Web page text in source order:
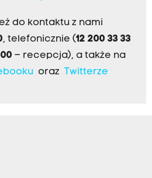
do kontaktu z nami
, telefonicznie (12 200 33 33
– recepcja), a także na
oraz Twitterze